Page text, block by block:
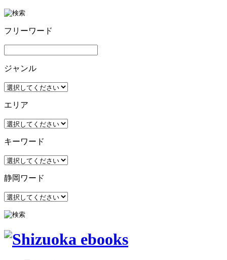
フリーワード
ジャンル
エリア
キーワード
静岡ワード